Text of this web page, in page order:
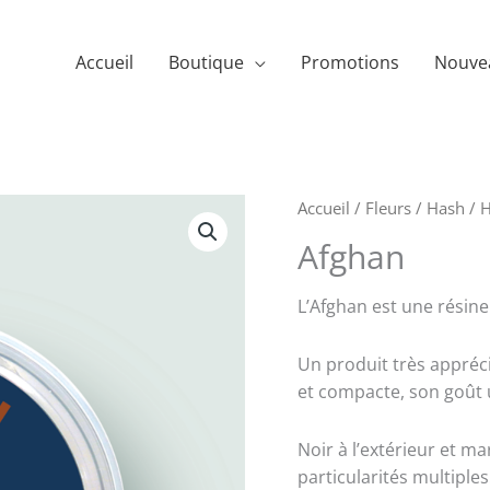
Accueil Boutique Promotions
Accueil / Fleurs / Hash /
Afghan
L’Afghan est une
Un produit très
et compacte, son goût
Noir à l’extérieur et
particularités